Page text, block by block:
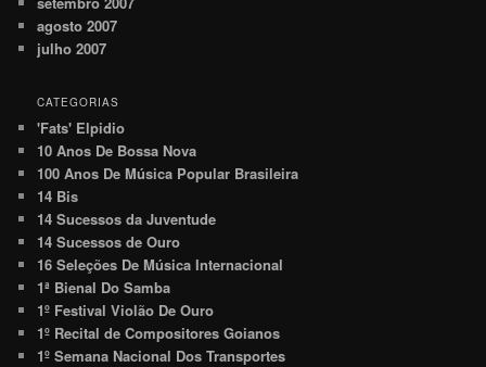
agosto 2007
julho 2007
CATEGORIAS
'Fats' Elpidio
10 Anos De Bossa Nova
100 Anos De Música Popular Brasileira
14 Bis
14 Sucessos da Juventude
14 Sucessos de Ouro
16 Seleções De Música Internacional
1ª Bienal Do Samba
1º Festival Violão De Ouro
1º Recital de Compositores Goianos
1º Semana Nacional Dos Transportes